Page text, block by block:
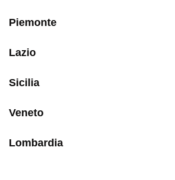
Piemonte
Lazio
Sicilia
Veneto
Lombardia